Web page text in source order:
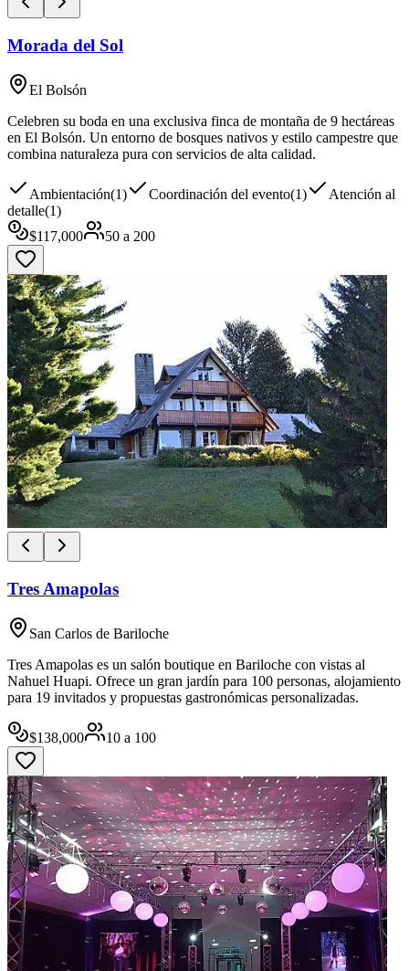
Morada del Sol
El Bolsón
Celebren su boda en una exclusiva finca de montaña de 9 hectáreas
en El Bolsón. Un entorno de bosques nativos y estilo campestre que
combina naturaleza pura con servicios de alta calidad.
Ambientación(1) Coordinación del evento(1)
Atención al
detalle(1)
$117,000 50 a 200
Tres Amapolas
San Carlos de Bariloche
Tres Amapolas es un salón boutique en Bariloche con vistas al
Nahuel Huapi. Ofrece un gran jardín para 100 personas, alojamiento
para 19 invitados y propuestas gastronómicas personalizadas.
$138,000 10 a 100